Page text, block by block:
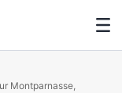
Montparnasse,